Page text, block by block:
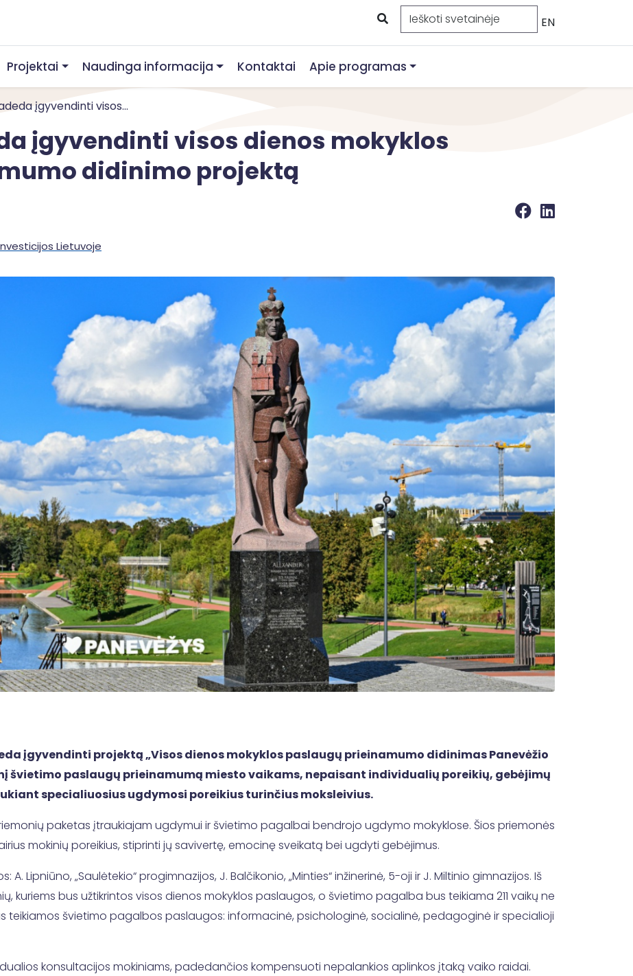
EN
Projektai Naudinga informacija Kontaktai Apie programas
įgyvendinti visos...
įgyvendinti visos dienos mokyklos
didinimo projektą
Lietuvoje
įgyvendinti projektą „Visos dienos mokyklos paslaugų prieinamumo didinimas Panevėžio
švietimo paslaugų prieinamumą miesto vaikams, nepaisant individualių poreikių, gebėjimų
specialiuosius ugdymosi poreikius turinčius moksleivius.
paketas įtraukiajam ugdymui ir švietimo pagalbai bendrojo ugdymo mokyklose. Šios priemonės
mokinių poreikius, stiprinti jų savivertę, emocinę sveikatą bei ugdyti gebėjimus.
Lipniūno, „Saulėtekio“ progimnazijos, J. Balčikonio, „Minties“ inžinerinė, 5-oji ir J. Miltinio gimnazijos. Iš
kuriems bus užtikrintos visos dienos mokyklos paslaugos, o švietimo pagalba bus teikiama 211 vaikų ne
teikiamos švietimo pagalbos paslaugos: informacinė, psichologinė, socialinė, pedagoginė ir specialioji
konsultacijos mokiniams, padedančios kompensuoti nepalankios aplinkos įtaką vaiko raidai.